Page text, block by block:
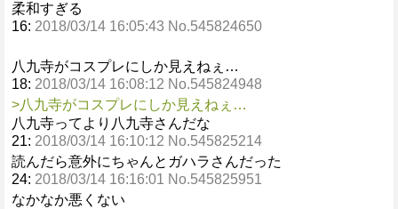
柔和すぎる
16: 2018/03/14 16:05:43 No.545824650
八九寺がコスプレにしか見えねぇ…
18: 2018/03/14 16:08:12 No.545824948
>八九寺がコスプレにしか見えねぇ…
八九寺ってより八九寺さんだな
21: 2018/03/14 16:10:12 No.545825214
読んだら意外にちゃんとガハラさんだった
24: 2018/03/14 16:16:01 No.545825951
なかなか悪くない